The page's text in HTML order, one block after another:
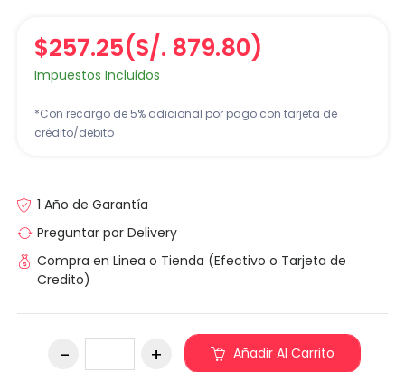
$257.25(S/. 879.80)
Impuestos Incluidos
*Con recargo de 5% adicional por pago con tarjeta de
crédito/debito
1 Año de Garantía
Preguntar por Delivery
Compra en Linea o Tienda (Efectivo o Tarjeta de
Credito)
Añadir Al Carrito